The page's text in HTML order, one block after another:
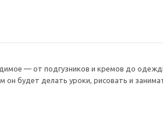
— от подгузников и кремов до
будет делать уроки, рисовать и